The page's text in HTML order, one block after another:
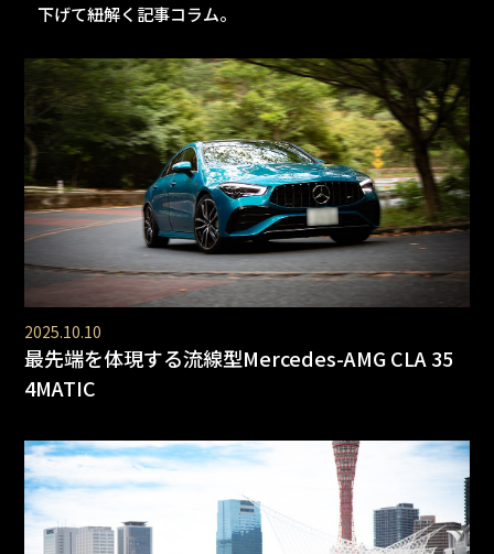
下げて紐解く記事コラム。
2025.10.10
最先端を体現する流線型Mercedes-AMG CLA 35
4MATIC